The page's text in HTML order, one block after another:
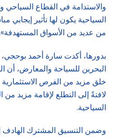
والاستدامة في القطاع السياحي
السياحية يكون لها تأثير
من عديد من الأسواق
بدورها، أكدت سارة أحمد بوحجي،
البحرين للسياحة والمعارض، أن
خلق مزيد من الفرص الاستثمارية
لافتةً إلى التطلع لإقامة مزيد
السياحية.
وضمن التنسيق المشترك الهادف